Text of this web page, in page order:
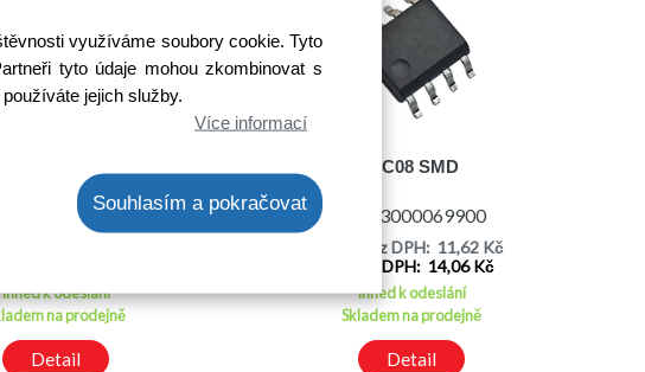
využíváme soubory cookie. Tyto
tyto údaje mohou zkombinovat s
jejich služby.
Více informací
Souhlasím a pokračovat
3000264700
Ihned k odeslání
na prodejně
Detail
24C08 SMD
Kód: 3000069900
Cena bez DPH: 11,62 Kč
Cena s DPH: 14,06 Kč
Ihned k odeslání
Skladem na prodejně
Detail